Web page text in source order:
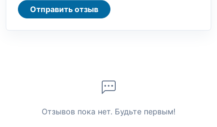
Отправить отзыв
Отзывов пока нет. Будьте первым!